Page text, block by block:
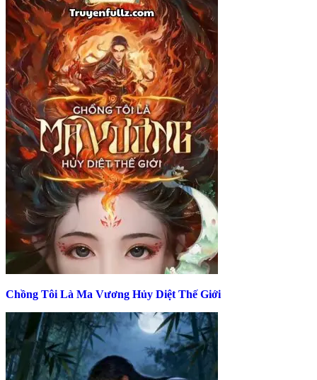
Chồng Tôi Là Ma Vương Hủy Diệt Thế Giới